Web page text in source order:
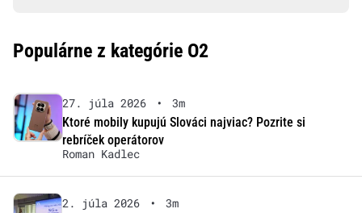
Populárne z kategórie O2
27. júla 2026 •
3m
Ktoré mobily kupujú Slováci najviac? Pozrite si
rebríček operátorov
Roman Kadlec
2. júla 2026 •
3m